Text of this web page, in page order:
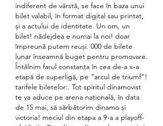
indiferent de vârstă, se face în baza unui
bilet valabil, în format digital sau printat,
și a actului de identitate. Un om, un
bilet! nădejdea e numai la noi! doar
împreună putem reuși. 000 de bilete
lunar înseamnă buget pentru promovare.
Întâlnim farul constanța în cea de-a x-a
etapă de superligă, pe ”arcul de triumf”!
tarifele biletelor:. Tot spiritul dinamovist
te va aduce pe arena națională, în data
de 15 mai, să sărbătorim dinamo și
victoria! meciul din etapa a 9-a a playoff-